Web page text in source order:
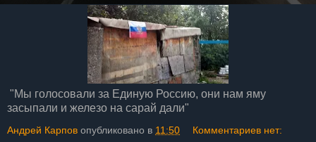
"Мы голосовали за Единую Россию, они нам яму
засыпали и железо на сарай дали"
Андрей Карпов опубликовано в 11:50 Комментариев нет: